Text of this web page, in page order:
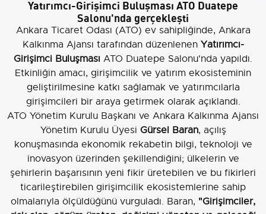
Yatırımcı-Girişimci Buluşması ATO Duatepe
Salonu'nda gerçekleşti
Ankara Ticaret Odası (ATO) ev sahipliğinde, Ankara
Kalkınma Ajansı tarafından düzenlenen Yatırımcı-
Girişimci Buluşması ATO Duatepe Salonu'nda yapıldı.
Etkinliğin amacı, girişimcilik ve yatırım ekosisteminin
geliştirilmesine katkı sağlamak ve yatırımcılarla
girişimcileri bir araya getirmek olarak açıklandı.
ATO Yönetim Kurulu Başkanı ve Ankara Kalkınma Ajansı
Yönetim Kurulu Üyesi Gürsel Baran, açılış
konuşmasında ekonomik rekabetin bilgi, teknoloji ve
inovasyon üzerinden şekillendiğini; ülkelerin ve
şehirlerin başarısının yeni fikir üretebilen ve bu fikirleri
ticarileştirebilen girişimcilik ekosistemlerine sahip
olmalarıyla ölçüldüğünü vurguladı. Baran, "Girişimciler,